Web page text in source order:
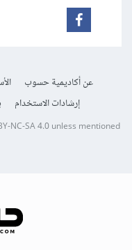
عن أكاديمية حسوب
إرشادات الاستخدام
NC-SA 4.0unless mentioned